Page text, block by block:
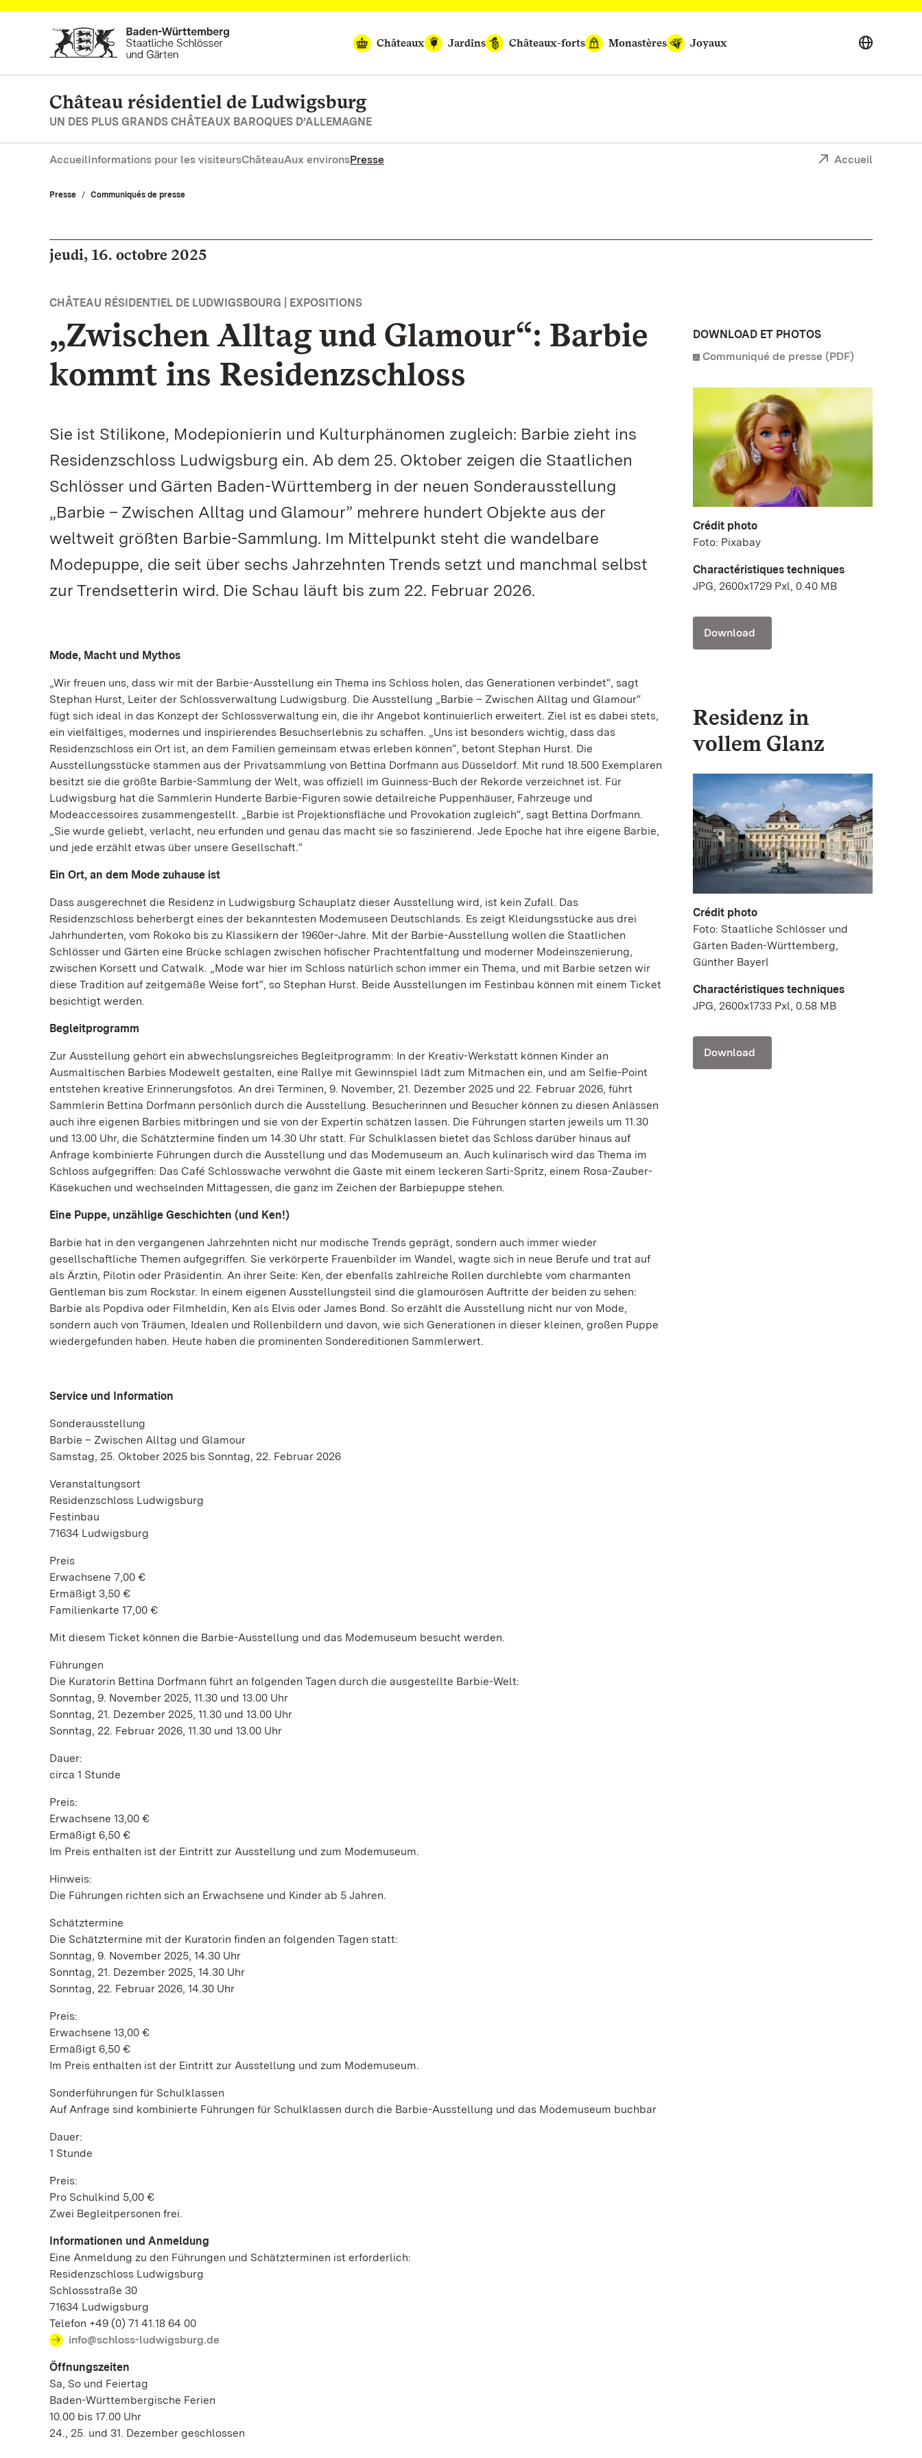
Vers la page d’accueil
Châteaux
Jardins Châteaux-forts Monastères Joyaux
Château résidentiel de Ludwigsburg
UN DES PLUS GRANDS CHÂTEAUX BAROQUES D’ALLEMAGNE
AccueilInformations pour les visiteursChâteauAux environsPresse Accueil
Presse Communiqués de presse
jeudi, 16. octobre 2025
CHÂTEAU RÉSIDENTIEL DE LUDWIGSBOURG | EXPOSITIONS
„Zwischen Alltag und Glamour“: Barbie
kommt ins Residenzschloss
Sie ist Stilikone, Modepionierin und Kulturphänomen zugleich: Barbie zieht ins
Residenzschloss Ludwigsburg ein. Ab dem 25. Oktober zeigen die Staatlichen
Schlösser und Gärten Baden-Württemberg in der neuen Sonderausstellung
„Barbie – Zwischen Alltag und Glamour” mehrere hundert Objekte aus der
weltweit größten Barbie-Sammlung. Im Mittelpunkt steht die wandelbare
Modepuppe, die seit über sechs Jahrzehnten Trends setzt und manchmal selbst
zur Trendsetterin wird. Die Schau läuft bis zum 22. Februar 2026.
Mode, Macht und Mythos
„Wir freuen uns, dass wir mit der Barbie-Ausstellung ein Thema ins Schloss holen, das Generationen verbindet“, sagt
Stephan Hurst, Leiter der Schlossverwaltung Ludwigsburg. Die Ausstellung „Barbie – Zwischen Alltag und Glamour“
fügt sich ideal in das Konzept der Schlossverwaltung ein, die ihr Angebot kontinuierlich erweitert. Ziel ist es dabei stets,
ein vielfältiges, modernes und inspirierendes Besuchserlebnis zu schaffen. „Uns ist besonders wichtig, dass das
Residenzschloss ein Ort ist, an dem Familien gemeinsam etwas erleben können“, betont Stephan Hurst. Die
Ausstellungsstücke stammen aus der Privatsammlung von Bettina Dorfmann aus Düsseldorf. Mit rund 18.500 Exemplaren
besitzt sie die größte Barbie-Sammlung der Welt, was offiziell im Guinness-Buch der Rekorde verzeichnet ist. Für
Ludwigsburg hat die Sammlerin Hunderte Barbie-Figuren sowie detailreiche Puppenhäuser, Fahrzeuge und
Modeaccessoires zusammengestellt. „Barbie ist Projektionsfläche und Provokation zugleich“, sagt Bettina Dorfmann.
„Sie wurde geliebt, verlacht, neu erfunden und genau das macht sie so faszinierend. Jede Epoche hat ihre eigene Barbie,
und jede erzählt etwas über unsere Gesellschaft.“
Ein Ort, an dem Mode zuhause ist
Dass ausgerechnet die Residenz in Ludwigsburg Schauplatz dieser Ausstellung wird, ist kein Zufall. Das
Residenzschloss beherbergt eines der bekanntesten Modemuseen Deutschlands. Es zeigt Kleidungsstücke aus drei
Jahrhunderten, vom Rokoko bis zu Klassikern der 1960er-Jahre. Mit der Barbie-Ausstellung wollen die Staatlichen
Schlösser und Gärten eine Brücke schlagen zwischen höfischer Prachtentfaltung und moderner Modeinszenierung,
zwischen Korsett und Catwalk. „Mode war hier im Schloss natürlich schon immer ein Thema, und mit Barbie setzen wir
diese Tradition auf zeitgemäße Weise fort“, so Stephan Hurst. Beide Ausstellungen im Festinbau können mit einem Ticket
besichtigt werden.
Begleitprogramm
Zur Ausstellung gehört ein abwechslungsreiches Begleitprogramm: In der Kreativ-Werkstatt können Kinder an
Ausmaltischen Barbies Modewelt gestalten, eine Rallye mit Gewinnspiel lädt zum Mitmachen ein, und am Selfie-Point
entstehen kreative Erinnerungsfotos. An drei Terminen, 9. November, 21. Dezember 2025 und 22. Februar 2026, führt
Sammlerin Bettina Dorfmann persönlich durch die Ausstellung. Besucherinnen und Besucher können zu diesen Anlässen
auch ihre eigenen Barbies mitbringen und sie von der Expertin schätzen lassen. Die Führungen starten jeweils um 11.30
und 13.00 Uhr, die Schätztermine finden um 14.30 Uhr statt. Für Schulklassen bietet das Schloss darüber hinaus auf
Anfrage kombinierte Führungen durch die Ausstellung und das Modemuseum an. Auch kulinarisch wird das Thema im
Schloss aufgegriffen: Das Café Schlosswache verwöhnt die Gäste mit einem leckeren Sarti-Spritz, einem Rosa-Zauber-
Käsekuchen und wechselnden Mittagessen, die ganz im Zeichen der Barbiepuppe stehen.
Eine Puppe, unzählige Geschichten (und Ken!)
Barbie hat in den vergangenen Jahrzehnten nicht nur modische Trends geprägt, sondern auch immer wieder
gesellschaftliche Themen aufgegriffen. Sie verkörperte Frauenbilder im Wandel, wagte sich in neue Berufe und trat auf
als Ärztin, Pilotin oder Präsidentin. An ihrer Seite: Ken, der ebenfalls zahlreiche Rollen durchlebte vom charmanten
Gentleman bis zum Rockstar. In einem eigenen Ausstellungsteil sind die glamourösen Auftritte der beiden zu sehen:
Barbie als Popdiva oder Filmheldin, Ken als Elvis oder James Bond. So erzählt die Ausstellung nicht nur von Mode,
sondern auch von Träumen, Idealen und Rollenbildern und davon, wie sich Generationen in dieser kleinen, großen Puppe
wiedergefunden haben. Heute haben die prominenten Sondereditionen Sammlerwert.
Service und Information
Sonderausstellung
Barbie – Zwischen Alltag und Glamour
Samstag, 25. Oktober 2025 bis Sonntag, 22. Februar 2026
Veranstaltungsort
Residenzschloss Ludwigsburg
Festinbau
71634 Ludwigsburg
Preis
Erwachsene 7,00 €
Ermäßigt 3,50 €
Familienkarte 17,00 €
Mit diesem Ticket können die Barbie-Ausstellung und das Modemuseum besucht werden.
Führungen
Die Kuratorin Bettina Dorfmann führt an folgenden Tagen durch die ausgestellte Barbie-Welt:
Sonntag, 9. November 2025, 11.30 und 13.00 Uhr
Sonntag, 21. Dezember 2025, 11.30 und 13.00 Uhr
Sonntag, 22. Februar 2026, 11.30 und 13.00 Uhr
Dauer:
circa 1 Stunde
Preis:
Erwachsene 13,00 €
Ermäßigt 6,50 €
Im Preis enthalten ist der Eintritt zur Ausstellung und zum Modemuseum.
Hinweis:
Die Führungen richten sich an Erwachsene und Kinder ab 5 Jahren.
Schätztermine
Die Schätztermine mit der Kuratorin finden an folgenden Tagen statt:
Sonntag, 9. November 2025, 14.30 Uhr
Sonntag, 21. Dezember 2025, 14.30 Uhr
Sonntag, 22. Februar 2026, 14.30 Uhr
Preis:
Erwachsene 13,00 €
Ermäßigt 6,50 €
Im Preis enthalten ist der Eintritt zur Ausstellung und zum Modemuseum.
Sonderführungen für Schulklassen
Auf Anfrage sind kombinierte Führungen für Schulklassen durch die Barbie-Ausstellung und das Modemuseum buchbar
Dauer:
1 Stunde
Preis:
Pro Schulkind 5,00 €
Zwei Begleitpersonen frei.
Informationen und Anmeldung
Eine Anmeldung zu den Führungen und Schätzterminen ist erforderlich:
Residenzschloss Ludwigsburg
Schlossstraße 30
71634 Ludwigsburg
Telefon +49 (0) 71 41.18 64 00
info@schloss-ludwigsburg.de
Öffnungszeiten
Sa, So und Feiertag
Baden-Württembergische Ferien
10.00 bis 17.00 Uhr
24., 25. und 31. Dezember geschlossen
DOWNLOAD ET PHOTOS
Communiqué de presse (PDF)
Crédit photo
Foto: Pixabay
Charactéristiques techniques
JPG, 2600x1729 Pxl, 0.40 MB
Download
Residenz in
vollem Glanz
Crédit photo
Foto: Staatliche Schlösser und
Gärten Baden-Württemberg,
Günther Bayerl
Charactéristiques techniques
JPG, 2600x1733 Pxl, 0.58 MB
Download